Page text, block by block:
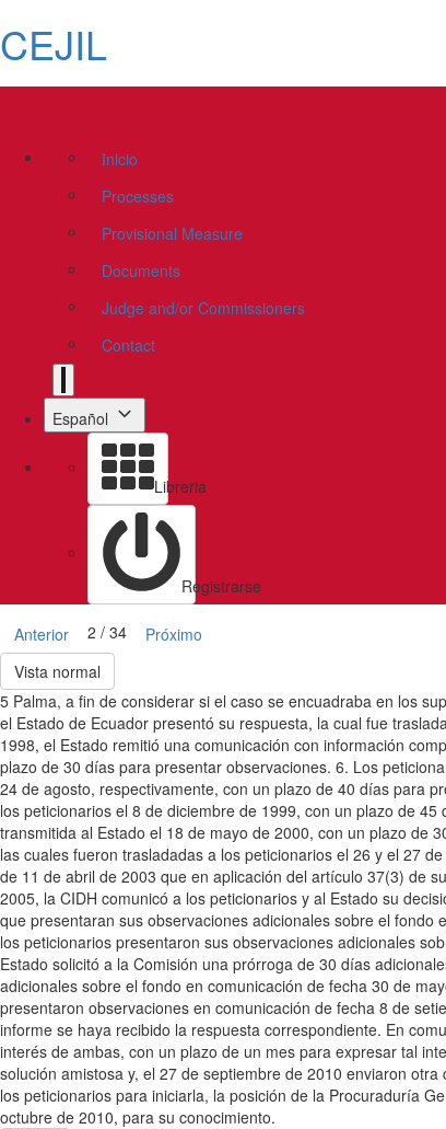
CEJIL
Inicio
Processes
Provisional Measure
Documents
Judge and/or Commissioners
Contact
Español
Libreria
Registrarse
Anterior 2 / 34
Próximo
Vista normal
5 Palma, a fin de considerar si el caso se encuadraba en los
el Estado de Ecuador presentó su respuesta, la cual fue
1998, el Estado remitió una comunicación con información
plazo de 30 días para presentar observaciones. 6. Los
24 de agosto, respectivamente, con un plazo de 40 días para
los peticionarios el 8 de diciembre de 1999, con un plazo de
transmitida al Estado el 18 de mayo de 2000, con un plazo de
las cuales fueron trasladadas a los peticionarios el 26 y el 27
de 11 de abril de 2003 que en aplicación del artículo 37(3) de
2005, la CIDH comunicó a los peticionarios y al Estado su
que presentaran sus observaciones adicionales sobre el
los peticionarios presentaron sus observaciones adicionales
Estado solicitó a la Comisión una prórroga de 30 días
adicionales sobre el fondo en comunicación de fecha 30 de
presentaron observaciones en comunicación de fecha 8 de
informe se haya recibido la respuesta correspondiente. En
interés de ambas, con un plazo de un mes para expresar tal
solución amistosa y, el 27 de septiembre de 2010 enviaron
los peticionarios para iniciarla, la posición de la Procuraduría
octubre de 2010, para su conocimiento.